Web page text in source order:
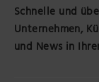
Schnelle und
Unternehmen,
und News in